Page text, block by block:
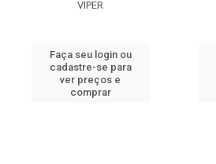
VIPER
Faça seu login ou
cadastre-se para
ver preços e
comprar